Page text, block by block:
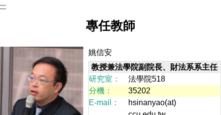
兼任教師
行政人員
:::
專任教師
姚信安
教授兼法學院副院長、財法系系主任
研究室：
法學院518
分機：
35202
E-mail：
hsinanyao(at)